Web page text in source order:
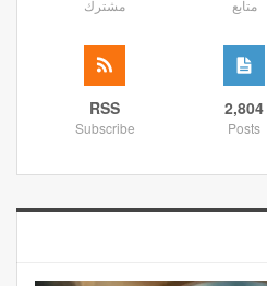
متابع مشترك
2,804
Posts
RSS
Subscribe